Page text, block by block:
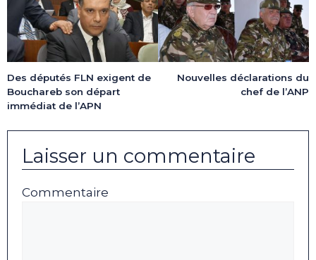
Des députés FLN exigent de
Bouchareb son départ
immédiat de l’APN
Nouvelles déclarations du
chef de l’ANP
Laisser un commentaire
Commentaire